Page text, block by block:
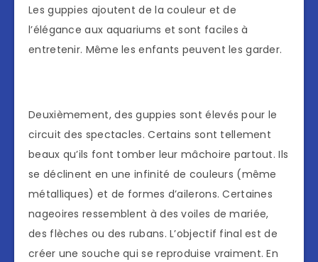
Les guppies ajoutent de la couleur et de
l’élégance aux aquariums et sont faciles à
entretenir. Même les enfants peuvent les garder.
Deuxièmement, des guppies sont élevés pour le
circuit des spectacles. Certains sont tellement
beaux qu’ils font tomber leur mâchoire partout. Ils
se déclinent en une infinité de couleurs (même
métalliques) et de formes d’ailerons. Certaines
nageoires ressemblent à des voiles de mariée,
des flèches ou des rubans. L’objectif final est de
créer une souche qui se reproduise vraiment. En